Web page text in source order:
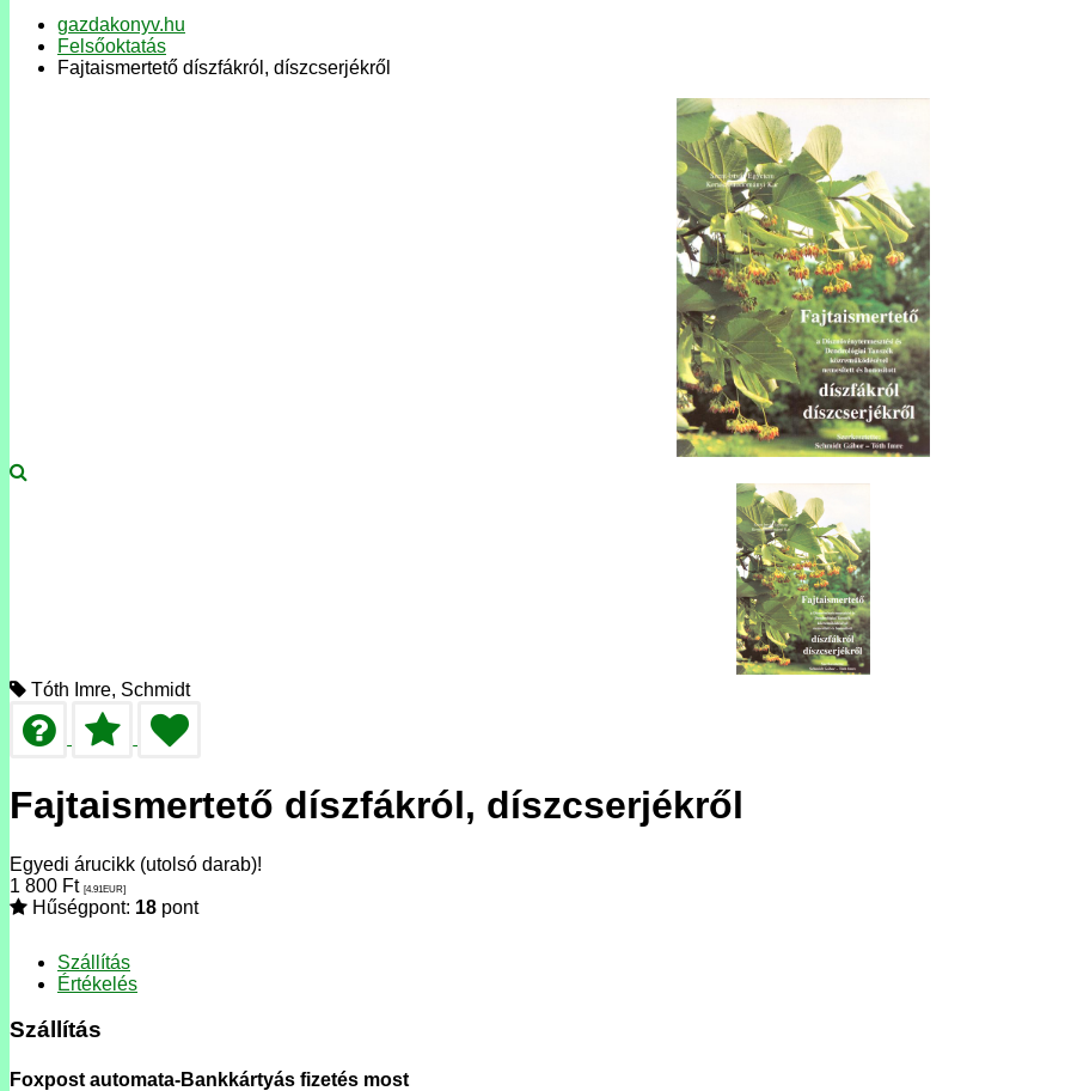
gazdakonyv.hu
Felsőoktatás
Fajtaismertető díszfákról, díszcserjékről
Tóth Imre, Schmidt
Fajtaismertető díszfákról, díszcserjékről
Egyedi árucikk (utolsó darab)!
1 800 Ft [4.91 EUR]
Hűségpont: 18 pont
Szállítás
Értékelés
Szállítás
Foxpost automata-Bankkártyás fizetés most